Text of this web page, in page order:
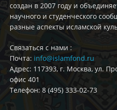
создан в 2007 году и
научного и студенческого
разные аспекты исламской
Cвязаться с нами :
Почта: info@islamfond.ru
Адрес: 117393, г. Москва, ул.
офис 401
Телефон: 8 (495) 333-02-73